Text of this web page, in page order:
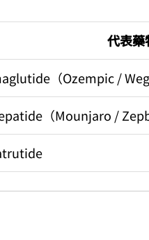
代表藥
（Ozempic /
（Mounjaro /